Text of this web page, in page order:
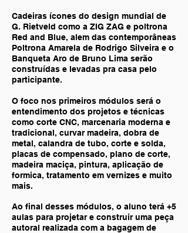
Cadeiras ícones do design mundial de
G. Rietveld como a ZIG ZAG e poltrona
Red and Blue, alem das contemporâneas
Poltrona Amarela de Rodrigo Silveira e o
Banqueta Aro de Bruno Lima serão
construídas e levadas pra casa pelo
participante.
O foco nos primeiros módulos será o
entendimento dos projetos e técnicas
como corte CNC, marcenaria moderna e
tradicional, curvar madeira, dobra de
metal, calandra de tubo, corte e solda,
placas de compensado, plano de corte,
madeira maciça, pintura, aplicação de
formica, tratamento em vernizes e muito
mais.
Ao final desses módulos, o aluno terá +5
aulas para projetar e construir uma peça
autoral realizada com a bagagem de